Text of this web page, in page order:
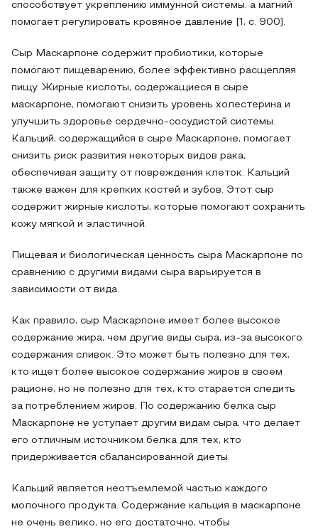
способствует укреплению иммунной системы, а магний
помогает регулировать кровяное давление [1, с. 900].
Сыр Маскарпоне содержит пробиотики, которые
помогают пищеварению, более эффективно расщепляя
пищу. Жирные кислоты, содержащиеся в сыре
маскарпоне, помогают снизить уровень холестерина и
улучшить здоровье сердечно-сосудистой системы.
Кальций, содержащийся в сыре Маскарпоне, помогает
снизить риск развития некоторых видов рака,
обеспечивая защиту от повреждения клеток. Кальций
также важен для крепких костей и зубов. Этот сыр
содержит жирные кислоты, которые помогают сохранить
кожу мягкой и эластичной.
Пищевая и биологическая ценность сыра Маскарпоне по
сравнению с другими видами сыра варьируется в
зависимости от вида.
Как правило, сыр Маскарпоне имеет более высокое
содержание жира, чем другие виды сыра, из-за высокого
содержания сливок. Это может быть полезно для тех,
кто ищет более высокое содержание жиров в своем
рационе, но не полезно для тех, кто старается следить
за потреблением жиров. По содержанию белка сыр
Маскарпоне не уступает другим видам сыра, что делает
его отличным источником белка для тех, кто
придерживается сбалансированной диеты.
Кальций является неотъемлемой частью каждого
молочного продукта. Содержание кальция в маскарпоне
не очень велико, но его достаточно, чтобы